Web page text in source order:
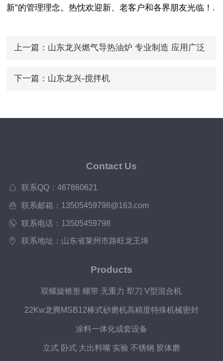
新”的管理理念。热忱欢迎新、老客户和各界朋友光临！.
上一篇： 山东龙兴燃气导热油炉 专业制造 应用广泛
下一篇： 山东龙兴-搅拌机
Contact Us
联系QQ：467860621
联系邮箱：13505459798@163.com
联系电话：13505459798
联系地址：山东省莱州市路旺龙王埠
Products
双螺旋锥形 螺带 无重力 犁刀 V型混合机
22Kw龙腾MSB12棒式砂磨机高精度特殊机械密封
涂料一体化成套设备
立式 卧式 大出料嘴 实验 不锈钢 胶体磨